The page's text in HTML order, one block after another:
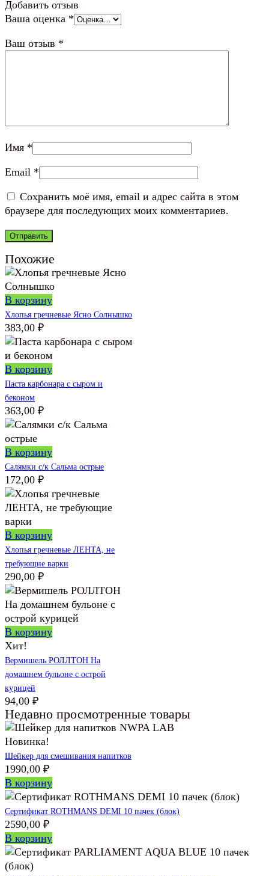
Добавить отзыв
Ваша оценка *
Ваш отзыв *
Имя *
Email *
Сохранить моё имя, email и адрес сайта в этом
браузере для последующих моих комментариев.
Похожие
В корзину
Хлопья гречневые Ясно Солнышко
383,00 ₽
В корзину
Паста карбонара с сыром и
беконом
363,00 ₽
В корзину
Салямки с/к Сальма острые
172,00 ₽
В корзину
Хлопья гречневые ЛЕНТА, не
требующие варки
290,00 ₽
В корзину
Хит!
Вермишель РОЛЛТОН На
домашнем бульоне с острой
курицей
94,00 ₽
Недавно просмотренные товары
Новинка!
Шейкер для смешивания напитков
1990,00 ₽
В корзину
Сертификат ROTHMANS DEMI 10 пачек (блок)
2590,00 ₽
В корзину